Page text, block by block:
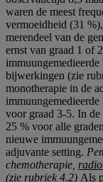
waren de meest
vermoeidheid (31
merendeel van de
ernst van graad 1 of
bijwerkingen (zie
monotherapie in de
voor graad 3-5. In de
25 % voor alle
nieuwe
adjuvante setting.
chemotherapie,
(zie rubriek 4.2) Als